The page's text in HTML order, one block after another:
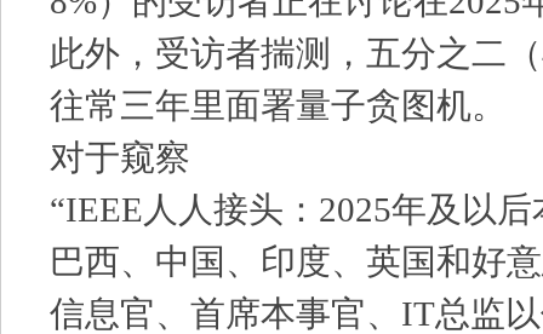
此外，受访者揣测，五分之二
往常三年里面署量子贪图机。
对于窥察
“IEEE人人接头：2025年及以
巴西、中国、印度、英国和好
信息官、首席本事官、IT总监